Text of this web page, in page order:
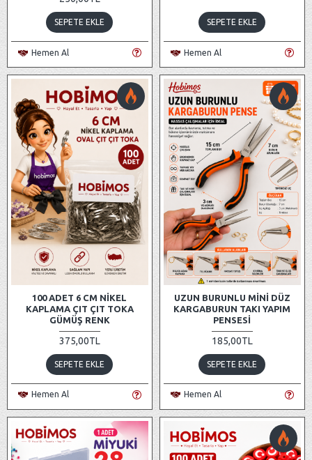
SEPETE EKLE
Hemen Al
SEPETE EKLE
Hemen Al
100 ADET 6 CM NIKEL
KAPLAMA ÇIT ÇIT TOKA
GÜMÜŞ RENK
375,00TL
SEPETE EKLE
Hemen Al
UZUN BURUNLU MINI DÜZ
KARGABURUN TAKI YAPIM
PENSESI
185,00TL
SEPETE EKLE
Hemen Al